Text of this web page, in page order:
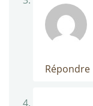
Répondre